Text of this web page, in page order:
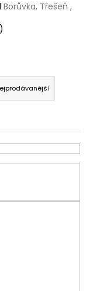
Borůvka, Třešeň ,